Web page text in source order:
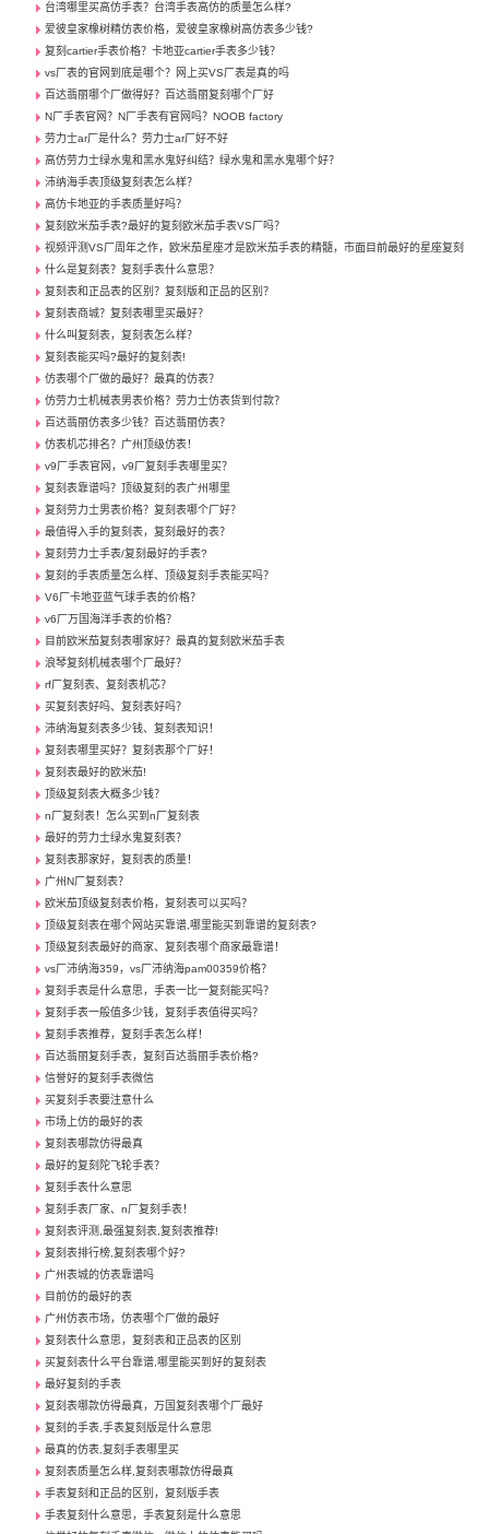
台湾哪里买高仿手表？台湾手表高仿的质量怎么样?
爱彼皇家橡树精仿表价格，爱彼皇家橡树高仿表多少钱?
复刻cartier手表价格？卡地亚cartier手表多少钱？
vs厂表的官网到底是哪个？网上买VS厂表是真的吗
百达翡丽哪个厂做得好？百达翡丽复刻哪个厂好
N厂手表官网？N厂手表有官网吗？NOOB factory
劳力士ar厂是什么？劳力士ar厂好不好
高仿劳力士绿水鬼和黑水鬼好纠结？绿水鬼和黑水鬼哪个好？
沛纳海手表顶级复刻表怎么样？
高仿卡地亚的手表质量好吗？
复刻欧米茄手表?最好的复刻欧米茄手表VS厂吗？
视频评测VS厂周年之作，欧米茄星座才是欧米茄手表的精髓，市面目前最好的星座复刻
什么是复刻表？复刻手表什么意思？
复刻表和正品表的区别？复刻版和正品的区别？
复刻表商城？复刻表哪里买最好？
什么叫复刻表，复刻表怎么样？
复刻表能买吗?最好的复刻表!
仿表哪个厂做的最好？最真的仿表？
仿劳力士机械表男表价格？劳力士仿表货到付款？
百达翡丽仿表多少钱？百达翡丽仿表？
仿表机芯排名？广州顶级仿表！
v9厂手表官网，v9厂复刻手表哪里买？
复刻表靠谱吗？顶级复刻的表广州哪里
复刻劳力士男表价格？复刻表哪个厂好？
最值得入手的复刻表，复刻最好的表？
复刻劳力士手表/复刻最好的手表?
复刻的手表质量怎么样、顶级复刻手表能买吗？
V6厂卡地亚蓝气球手表的价格？
v6厂万国海洋手表的价格？
目前欧米茄复刻表哪家好？最真的复刻欧米茄手表
浪琴复刻机械表哪个厂最好？
rf厂复刻表、复刻表机芯？
买复刻表好吗、复刻表好吗？
沛纳海复刻表多少钱、复刻表知识！
复刻表哪里买好？复刻表那个厂好！
复刻表最好的欧米茄!
顶级复刻表大概多少钱？
n厂复刻表！怎么买到n厂复刻表
最好的劳力士绿水鬼复刻表？
复刻表那家好，复刻表的质量！
广州N厂复刻表？
欧米茄顶级复刻表价格，复刻表可以买吗？
顶级复刻表在哪个网站买靠谱,哪里能买到靠谱的复刻表?
顶级复刻表最好的商家、复刻表哪个商家最靠谱！
vs厂沛纳海359，vs厂沛纳海pam00359价格？
复刻手表是什么意思，手表一比一复刻能买吗？
复刻手表一般值多少钱，复刻手表值得买吗？
复刻手表推荐，复刻手表怎么样！
百达翡丽复刻手表，复刻百达翡丽手表价格?
信誉好的复刻手表微信
买复刻手表要注意什么
市场上仿的最好的表
复刻表哪款仿得最真
最好的复刻陀飞轮手表？
复刻手表什么意思
复刻手表厂家、n厂复刻手表！
复刻表评测,最强复刻表,复刻表推荐!
复刻表排行榜,复刻表哪个好?
广州表城的仿表靠谱吗
目前仿的最好的表
广州仿表市场，仿表哪个厂做的最好
复刻表什么意思，复刻表和正品表的区别
买复刻表什么平台靠谱,哪里能买到好的复刻表
最好复刻的手表
复刻表哪款仿得最真，万国复刻表哪个厂最好
复刻的手表,手表复刻版是什么意思
最真的仿表,复刻手表哪里买
复刻表质量怎么样,复刻表哪款仿得最真
手表复刻和正品的区别，复刻版手表
手表复刻什么意思，手表复刻是什么意思